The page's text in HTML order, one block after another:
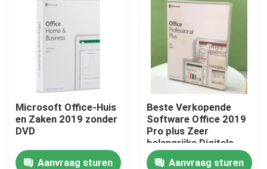
Huis
Microsoft Office-Huis
en Zaken 2019 zonder
DVD
Aanvraag sturen
Beste Verkopende
Software Office 2019
Pro plus Zeer
belangrijke Digitale
Producten
Aanvraag sturen